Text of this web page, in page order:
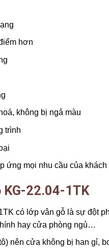
hơn
không bị ngả màu
trình
ứng mọi nhu cầu của khách
22.04-1TK
có lớp vân gỗ là sự đột
hay cửa phòng ngủ…
nên cửa không bị han